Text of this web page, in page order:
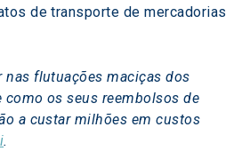
de transporte de mercadorias
nas flutuações maciças dos
como os seus reembolsos de
a custar milhões em custos
.